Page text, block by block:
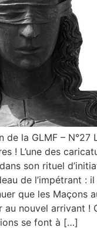
de la GLMF – N°27
! L’une des
son rituel
de l’impétrant :
que les Maçons
nouvel arrivant !
se font à […]